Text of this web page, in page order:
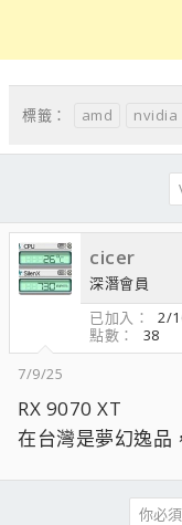
標籤： amd nvidia
cicer
深潛會員
已加入
2/
點數
38
7/9/25
RX 9070 XT
在台灣是夢幻逸品
你必